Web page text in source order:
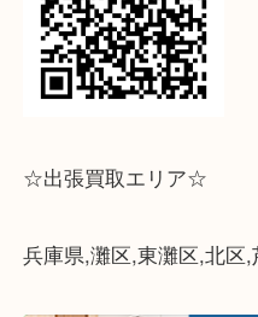
ライン査定始めまし